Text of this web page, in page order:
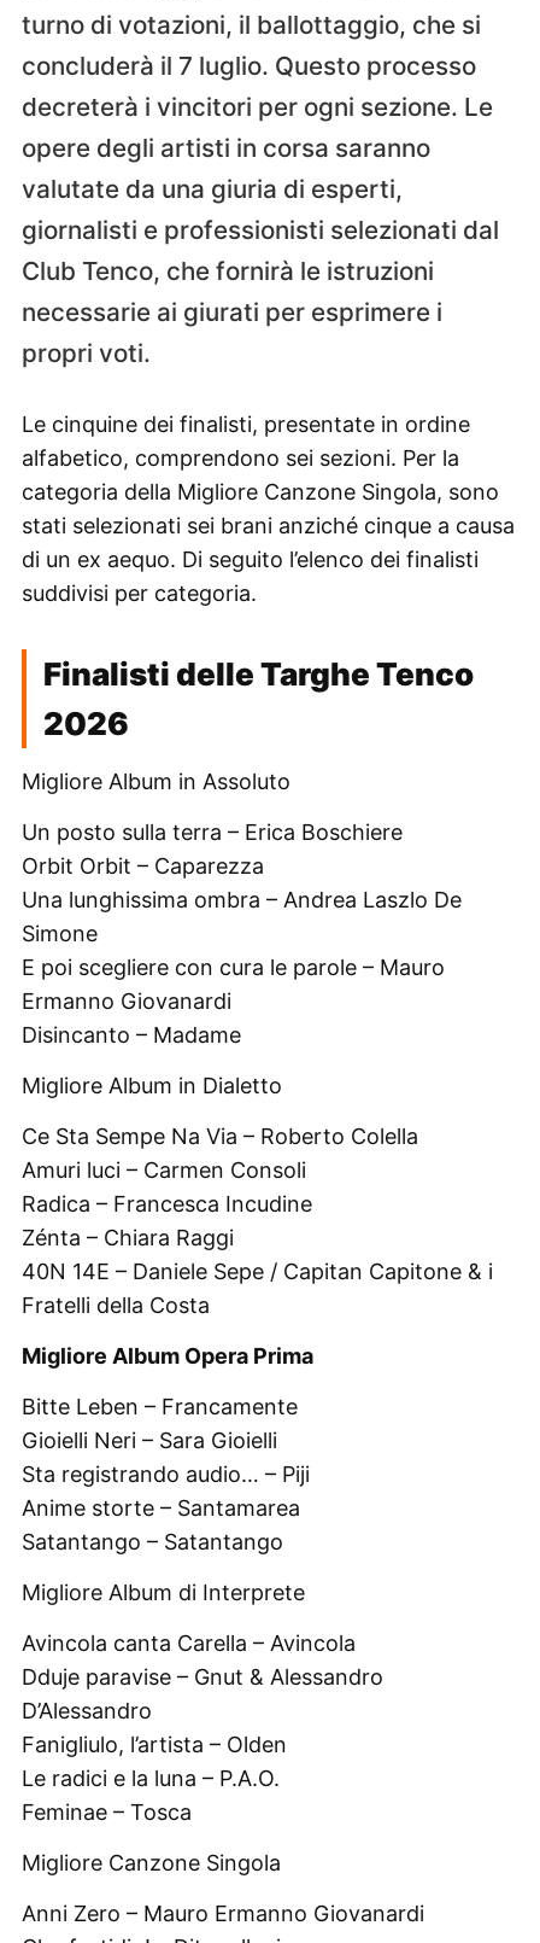
turno di votazioni, il ballottaggio, che si
concluderà il 7 luglio. Questo processo
decreterà i vincitori per ogni sezione. Le
opere degli artisti in corsa saranno
valutate da una giuria di esperti,
giornalisti e professionisti selezionati dal
Club Tenco, che fornirà le istruzioni
necessarie ai giurati per esprimere i
propri voti.
Le cinquine dei finalisti, presentate in ordine
alfabetico, comprendono sei sezioni. Per la
categoria della Migliore Canzone Singola, sono
stati selezionati sei brani anziché cinque a causa
di un ex aequo. Di seguito l’elenco dei finalisti
suddivisi per categoria.
Finalisti delle Targhe Tenco
2026
Migliore Album in Assoluto
Un posto sulla terra – Erica Boschiere
Orbit Orbit – Caparezza
Una lunghissima ombra – Andrea Laszlo De
Simone
E poi scegliere con cura le parole – Mauro
Ermanno Giovanardi
Disincanto – Madame
Migliore Album in Dialetto
Ce Sta Sempe Na Via – Roberto Colella
Amuri luci – Carmen Consoli
Radica – Francesca Incudine
Zénta – Chiara Raggi
40N 14E – Daniele Sepe / Capitan Capitone & i
Fratelli della Costa
Migliore Album Opera Prima
Bitte Leben – Francamente
Gioielli Neri – Sara Gioielli
Sta registrando audio… – Piji
Anime storte – Santamarea
Satantango – Satantango
Migliore Album di Interprete
Avincola canta Carella – Avincola
Dduje paravise – Gnut & Alessandro
D’Alessandro
Fanigliulo, l’artista – Olden
Le radici e la luna – P.A.O.
Feminae – Tosca
Migliore Canzone Singola
Anni Zero – Mauro Ermanno Giovanardi